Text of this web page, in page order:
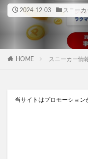
2024-12-03 スニーカ
HOME スニーカー情
当サイトはプロモーション